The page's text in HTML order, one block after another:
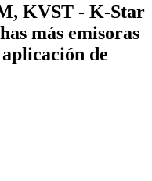
KVST - K-Star
más emisoras
de